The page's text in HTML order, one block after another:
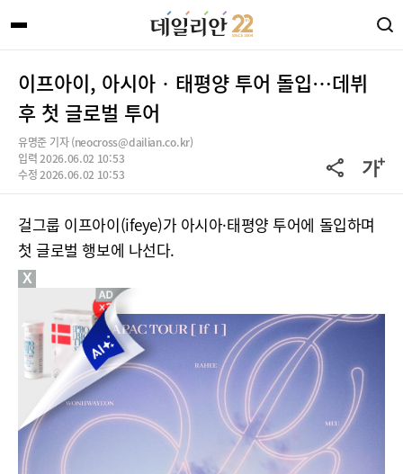
이프아이, 아시아‧태평양 투어 돌입…데뷔
후 첫 글로벌 투어
유명준 기자 (neocross@dailian.co.kr)
입력 2026.06.02 10:53
수정 2026.06.02 10:53
걸그룹 이프아이(ifeye)가 아시아·태평양 투어에 돌입하며
첫 글로벌 행보에 나선다.
X